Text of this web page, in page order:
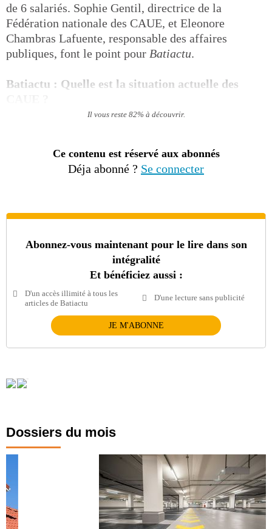
de 6 salariés. Sophie Gentil, directrice de la
Fédération nationale des CAUE, et Eleonore
Chambras Lafuente, responsable des affaires
publiques, font le point pour Batiactu.
Batiactu : Quelle est la situation actuelle des
Il vous reste 82% à découvrir.
Ce contenu est réservé aux abonnés
Déja abonné ? Se connecter
Abonnez-vous maintenant pour le lire dans son
intégralité
Et bénéficiez aussi :
D'un accès illimité à tous les
articles de Batiactu
D'une lecture sans publicité
JE M'ABONNE
Dossiers du mois